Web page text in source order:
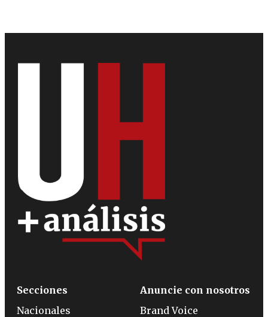
Secciones
Nacionales
Anuncie con nosotros
Brand Voice